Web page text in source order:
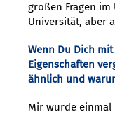
großen Fragen
Universität, aber
Wenn Du Dich
Eigenschaften
ähnlich und
Mir wurde einmal